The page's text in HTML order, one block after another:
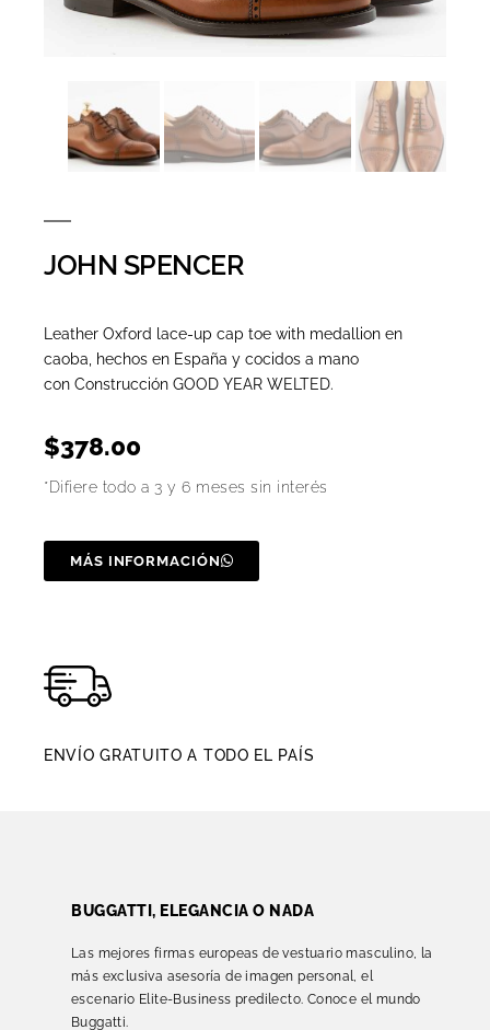
JOHN SPENCER
Leather Oxford lace-up cap toe with medallion en
caoba, hechos en España y cocidos a mano
con Construcción GOOD YEAR WELTED.
$378.00
*Difiere todo a 3 y 6 meses sin interés
MÁS INFORMACIÓN
ENVÍO GRATUITO A TODO EL PAÍS
BUGGATTI, ELEGANCIA O NADA
Las mejores firmas europeas de vestuario masculino, la
más exclusiva asesoría de imagen personal, el
escenario Elite-Business predilecto. Conoce el mundo
Buggatti.